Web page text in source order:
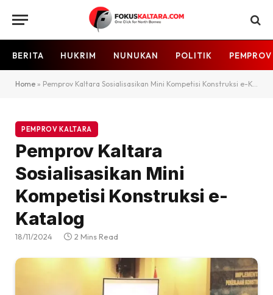
BERITA HUKRIM NUNUKAN POLITIK
Home » Pemprov Kaltara Sosialisasikan Mini Kompetisi Konstruksi e-Katalog
PEMPROV KALTARA
Pemprov Kaltara
Sosialisasikan Mini
Kompetisi Konstruksi e-
Katalog
18/11/2024 2 Mins Read